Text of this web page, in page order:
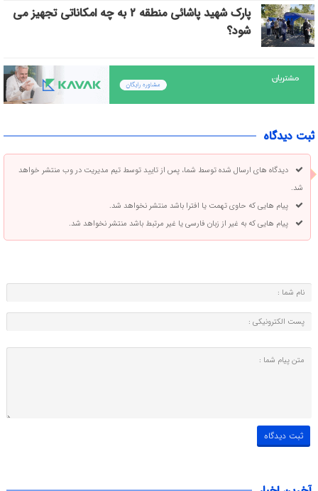
پارک شهید پاشائی منطقه ۲ به چه امکاناتی تجهیز می
شود؟
ثبت دیدگاه
دیدگاه های ارسال شده توسط شما، پس از تایید توسط تیم مدیریت در وب منتشر خواهد
شد.
پیام هایی که حاوی تهمت یا افترا باشد منتشر نخواهد شد.
پیام هایی که به غیر از زبان فارسی یا غیر مرتبط باشد منتشر نخواهد شد.